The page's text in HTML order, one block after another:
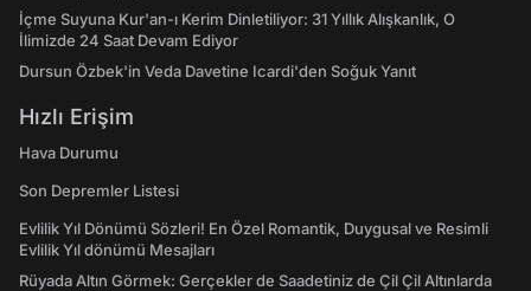
İçme Suyuna Kur'an-ı Kerim Dinletiliyor: 31 Yıllık Alışkanlık, O
İlimizde 24 Saat Devam Ediyor
Dursun Özbek'in Veda Davetine Icardi'den Soğuk Yanıt
Hızlı Erişim
Hava Durumu
Son Depremler Listesi
Evlilik Yıl Dönümü Sözleri! En Özel Romantik, Duygusal ve Resimli
Evlilik Yıl dönümü Mesajları
Rüyada Altın Görmek: Gerçekler de Saadetiniz de Çil Çil Altınlarda